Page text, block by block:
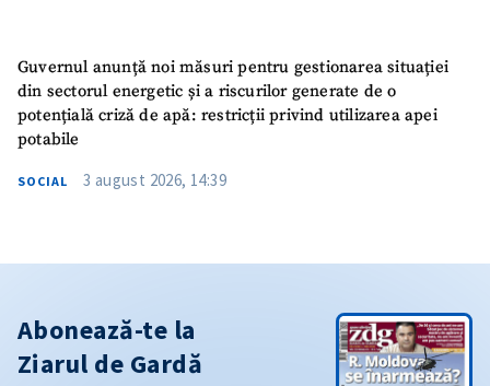
Guvernul anunță noi măsuri pentru gestionarea situației
din sectorul energetic și a riscurilor generate de o
potențială criză de apă: restricții privind utilizarea apei
potabile
SOCIAL 3 august 2026, 14:39
Abonează-te la
Ziarul de Gardă